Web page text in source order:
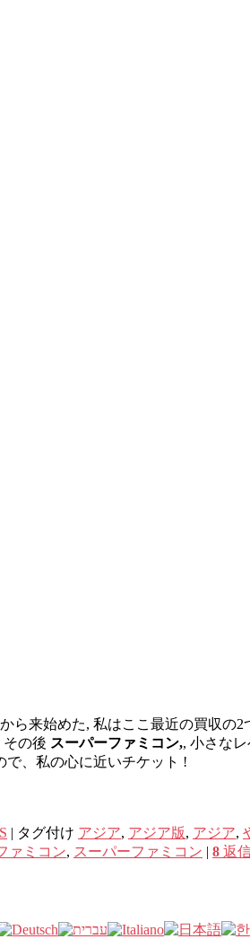
ら来始めた, 私はここ最近の買収の2
その後 スーパーファミコン,, 小さな
で、私の心に近いチケット !
| タグ付け アジア, アジア版, アジア,
ァミコン, スーパーファミコン | 8 返